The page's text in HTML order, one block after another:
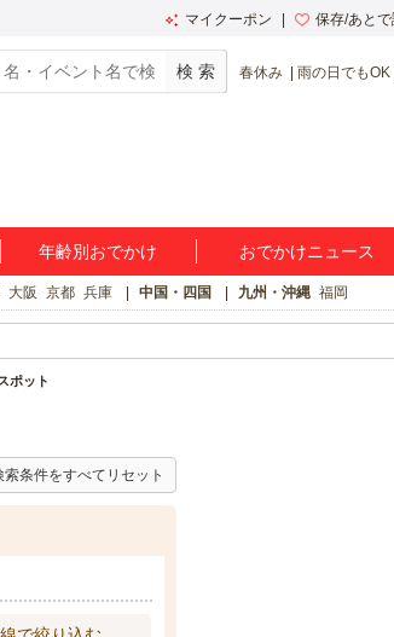
マイクーポン 保存/あと
春休み 雨の日でもOK
年齢別おでかけ おでかけニュース
大阪 京都 兵庫 中国・四国 九州・沖縄 福岡
ポット
索条件をすべてリセット